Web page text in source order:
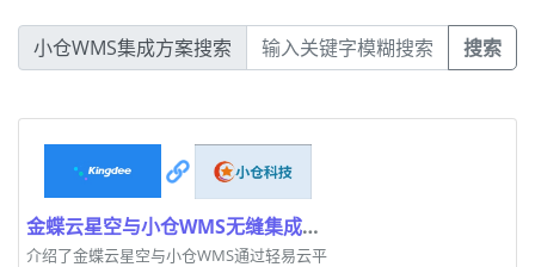
小仓WMS集成方案搜索 搜索
金蝶云星空与小仓WMS无缝集成的关键技术点
介绍了金蝶云星空与小仓WMS通过轻易云平